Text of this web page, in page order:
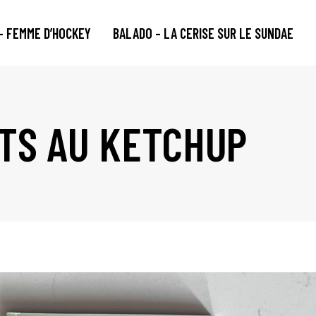
D’HOCKEY BALADO – LA CERISE SUR LE SUNDAE
AU KETCHUP